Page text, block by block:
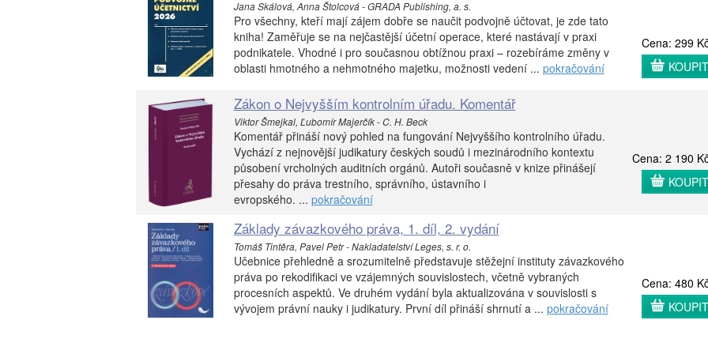
Jana Skálová, Anna Štolcová - GRADA Publishing, a. s.
Pro všechny, kteří mají zájem dobře se naučit podvojně účtovat, je zde tato
kniha! Zaměřuje se na nejčastější účetní operace, které nastávají v praxi
podnikatele. Vhodné i pro současnou obtížnou praxi – rozebíráme změny v
oblasti hmotného a nehmotného majetku, možnosti vedení ... pokračování
Cena: 299
KOUPIT
Zákon o Nejvyšším kontrolním úřadu. Komentář
Viktor Šmejkal, Ľubomír Majerčík - C. H. Beck
Komentář přináší nový pohled na fungování Nejvyššího kontrolního úřadu.
Vychází z nejnovější judikatury českých soudů i mezinárodního kontextu
působení vrcholných auditních orgánů. Autoři současně v knize přinášejí
přesahy do práva trestního, správního, ústavního i
evropského. ... pokračování
Cena: 2 190
KOUPIT
Základy závazkového práva, 1. díl, 2. vydání
Tomáš Tintěra, Pavel Petr - Nakladatelství Leges, s. r. o.
Učebnice přehledně a srozumitelně představuje stěžejní instituty závazkového
práva po rekodifikaci ve vzájemných souvislostech, včetně vybraných
procesních aspektů. Ve druhém vydání byla aktualizována v souvislosti s
vývojem právní nauky i judikatury. První díl přináší shrnutí a ... pokračování
Cena: 480
KOUPIT